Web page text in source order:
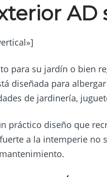
AD
para su jardín o bien
diseñada para
de jardinería,
práctico diseño que
a la intemperie no